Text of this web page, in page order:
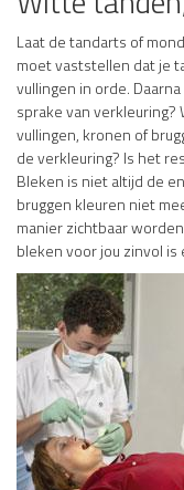
Laat de tandarts of
moet vaststellen dat je
vullingen in orde.
sprake van verkleuring?
vullingen, kronen of
de verkleuring? Is het
Bleken is niet altijd de
bruggen kleuren niet
manier zichtbaar
bleken voor jou zinvol